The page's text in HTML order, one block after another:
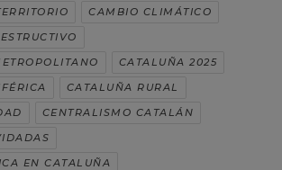
CAMBIO CLIMÁTICO
CATALUÑA 2025
CATALUÑA RURAL
CENTRALISMO CATALÁN
EN CATALUÑA